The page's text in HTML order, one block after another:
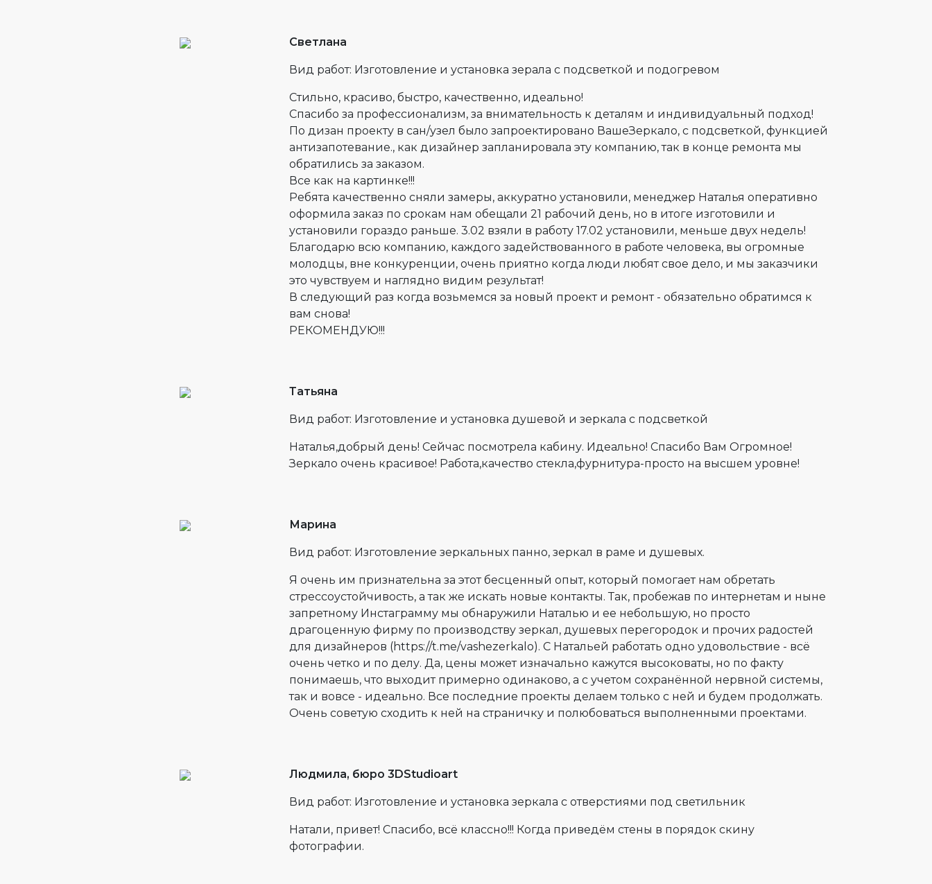
Светлана
Вид работ: Изготовление и установка зерала с подсветкой и подогревом
Стильно, красиво, быстро, качественно, идеально!
Спасибо за профессионализм, за внимательность к деталям и индивидуальный подход!
По дизан проекту в сан/узел было запроектировано ВашеЗеркало, с подсветкой, функцией
антизапотевание., как дизайнер запланировала эту компанию, так в конце ремонта мы
обратились за заказом.
Все как на картинке!!!
Ребята качественно сняли замеры, аккуратно установили, менеджер Наталья оперативно
оформила заказ по срокам нам обещали 21 рабочий день, но в итоге изготовили и
установили гораздо раньше. 3.02 взяли в работу 17.02 установили, меньше двух недель!
Благодарю всю компанию, каждого задействованного в работе человека, вы огромные
молодцы, вне конкуренции, очень приятно когда люди любят свое дело, и мы заказчики
это чувствуем и наглядно видим результат!
В следующий раз когда возьмемся за новый проект и ремонт - обязательно обратимся к
вам снова!
РЕКОМЕНДУЮ!!!
Татьяна
Вид работ: Изготовление и установка душевой и зеркала с подсветкой
Наталья,добрый день! Сейчас посмотрела кабину. Идеально! Спасибо Вам Огромное!
Зеркало очень красивое! Работа,качество стекла,фурнитура-просто на высшем уровне!
Марина
Вид работ: Изготовление зеркальных панно, зеркал в раме и душевых.
Я очень им признательна за этот бесценный опыт, который помогает нам обретать
стрессоустойчивость, а так же искать новые контакты. Так, пробежав по интернетам и ныне
запретному Инстаграмму мы обнаружили Наталью и ее небольшую, но просто
драгоценную фирму по производству зеркал, душевых перегородок и прочих радостей
для дизайнеров (https://t.me/vashezerkalo). С Натальей работать одно удовольствие - всё
очень четко и по делу. Да, цены может изначально кажутся высоковаты, но по факту
понимаешь, что выходит примерно одинаково, а с учетом сохранённой нервной системы,
так и вовсе - идеально. Все последние проекты делаем только с ней и будем продолжать.
Очень советую сходить к ней на страничку и полюбоваться выполненными проектами.
Людмила, бюро 3DStudioart
Вид работ: Изготовление и установка зеркала с отверстиями под светильник
Натали, привет! Спасибо, всё классно!!! Когда приведём стены в порядок скину
фотографии.